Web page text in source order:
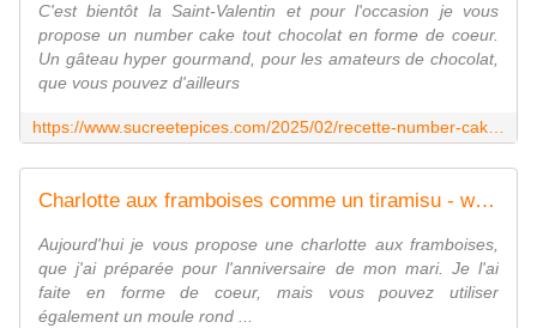
C'est bientôt la Saint-Valentin et pour l'occasion je vous
propose un number cake tout chocolat en forme de coeur.
Un gâteau hyper gourmand, pour les amateurs de chocolat,
que vous pouvez d'ailleurs
Charlotte aux framboises comme un tiramisu - www.sucreetepices.com
Aujourd'hui je vous propose une charlotte aux framboises,
que j'ai préparée pour l'anniversaire de mon mari. Je l'ai
faite en forme de coeur, mais vous pouvez utiliser
également un moule rond ...